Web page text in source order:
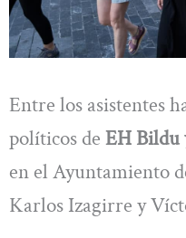
Entre los asistentes
políticos de EH Bildu
en el Ayuntamiento
Karlos Izagirre y